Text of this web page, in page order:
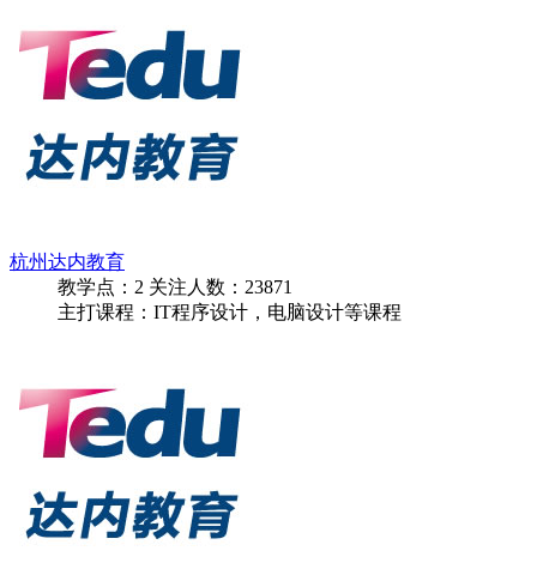
杭州达内教育
教学点： 2 关注人数： 23871
主打课程：IT程序设计，电脑设计等课程